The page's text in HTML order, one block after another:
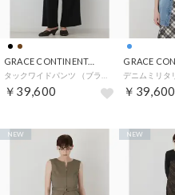
GRACE CONTINENTAL
￥39,600 ￥39,600
NEW NEW